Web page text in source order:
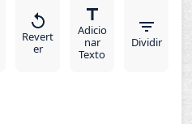
Revert
er
Adicio
nar
Texto
Dividir